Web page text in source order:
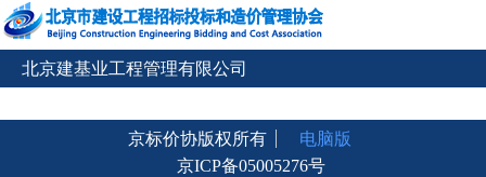
北京建基业工程管理有限公司
京标价协版权所有
电脑版
京ICP备05005276号